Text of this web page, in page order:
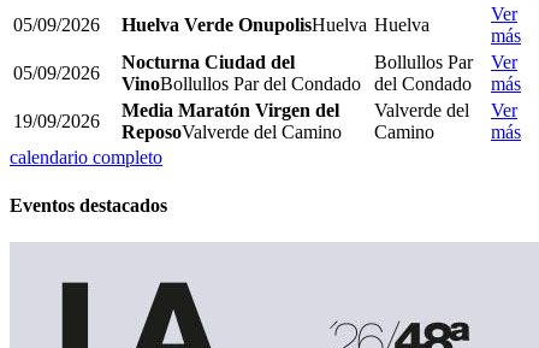
05/09/2026
Huelva Verde OnupolisHuelva Huelva
Ver
más
05/09/2026
Nocturna Ciudad del
VinoBollullos Par del Condado
Bollullos Par
del Condado
Ver
más
19/09/2026
Media Maratón Virgen del
ReposoValverde del Camino
Valverde del
Camino
Ver
más
calendario completo
Eventos destacados